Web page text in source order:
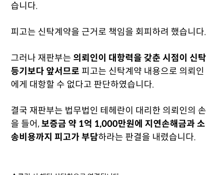
습니다.
피고는 신탁계약을 근거로 책임을 회피하려 했습니다.
그러나 재판부는 의뢰인이 대항력을 갖춘 시점이 신탁
등기보다 앞서므로 피고는 신탁계약 내용으로 의뢰인
에게 대항할 수 없다고 판단하였습니다.
결국 재판부는 법무법인 테헤란이 대리한 의뢰인의 손
을 들어,보증금 약 1억 1,000만원에 지연손해금과 소
송비용까지 피고가 부담하라는 판결을 내렸습니다.